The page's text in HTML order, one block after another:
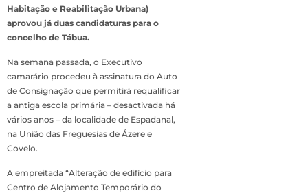
Habitação e Reabilitação Urbana)
aprovou já duas candidaturas para o
concelho de Tábua.
Na semana passada, o Executivo
camarário procedeu à assinatura do Auto
de Consignação que permitirá requalificar
a antiga escola primária – desactivada há
vários anos – da localidade de Espadanal,
na União das Freguesias de Ázere e
Covelo.
A empreitada “Alteração de edifício para
Centro de Alojamento Temporário do